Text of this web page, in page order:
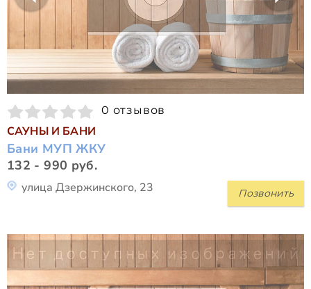
0 отзывов
САУНЫ И БАНИ
Бани МУП ЖКУ
132 - 990 руб.
Позвонить
улица Дзержинского, 23